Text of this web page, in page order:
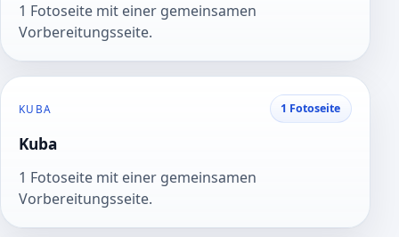
1 Fotoseite mit einer gemeinsamen
Vorbereitungsseite.
KUBA 1 Fotoseite
Kuba
1 Fotoseite mit einer gemeinsamen
Vorbereitungsseite.